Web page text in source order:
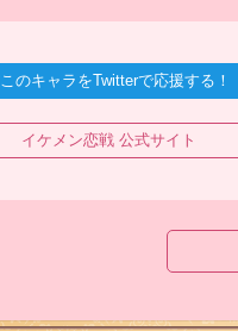
このキャラをTwitterで応援する！
イケメン恋戦 公式サイト